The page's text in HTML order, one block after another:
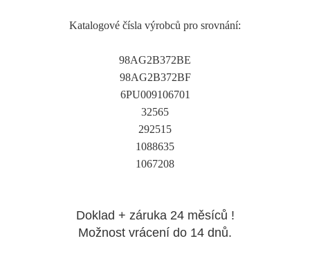
Katalogové čísla výrobců pro srovnání:
98AG2B372BE
98AG2B372BF
6PU009106701
32565
292515
1088635
1067208
Doklad + záruka 24 měsíců !
Možnost vrácení do 14 dnů.